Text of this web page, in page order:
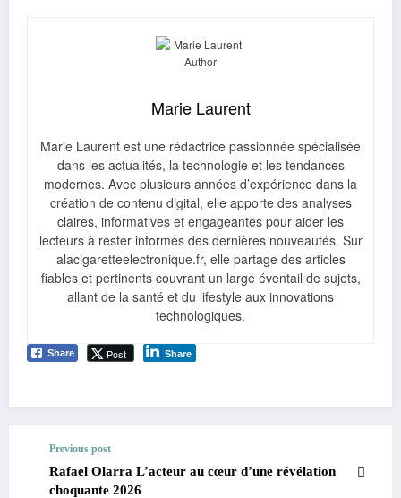
Marie Laurent
Marie Laurent est une rédactrice passionnée spécialisée
dans les actualités, la technologie et les tendances
modernes. Avec plusieurs années d’expérience dans la
création de contenu digital, elle apporte des analyses
claires, informatives et engageantes pour aider les
lecteurs à rester informés des dernières nouveautés. Sur
alacigaretteelectronique.fr, elle partage des articles
fiables et pertinents couvrant un large éventail de sujets,
allant de la santé et du lifestyle aux innovations
technologiques.
Share Post Share
Previous post
Rafael Olarra L’acteur au cœur d’une révélation
choquante 2026